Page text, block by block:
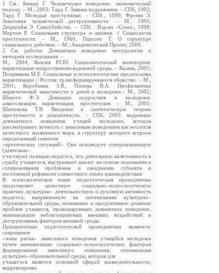
1 См.: Беккер Г. Человеческое поведение: экономический
подход. – М., 2003; Тард Г. Законы подражания. – СПб, 1992;
Тард Г. Молодые преступники. – СПб., 1899; Фромм Э.
Анатомия человеческой деструктивности. – М., 1995;
Дюркгейм Э. Самоубийство. – СПб : Изд-во «Союз», 1998;
Мертон Р. Социальная структура и аномия. // Социология
преступности. – М., 1966; Парсонс Т. О структуре
социального действия. – М.: Академический Проект, 2000.
2 См. работы: Девиантное поведение: методология и
методика исследования. –
М., 2004; Комлев Ю.Ю. Социологический мониторинг
наркотизации подростковомолодежной среды. – Казань, 2005;
Позднякова М.Е. Социальные и психологические предпосылки
наркотизации // Россия: трансформирующееся общество. – М.,
2001; Коробкина З.В., Попова В.А. Профилактика
наркотической зависимости у детей и молодежи.– М., 2002;
Шереги Ф.Э. Девиации подростков и молодежи:
алкоголизация, наркотизация, проституция. – М., 2001;
Шипунова Т.В. Введение в синтетическую теорию
преступности и девиантности. – СПб, 2003. коррекции
девиантного поведения учащей молодежи, которая
рассматривает личность с зависимым поведением как носителя
целостного жизненного мира, в структуру которого встроен
определенный симптом
«критических ситуаций». Она исповедует сопереживающую
(деятельно–
участную) позицию педагога, его деятельную включенность в
судьбу учащегося, выстраивает диалог на основе понимания и
сопереживания проблемам и ожиданиям субъекта и
постоянной рефлексии совместного опыта взаимодействия.
В технологическом плане педагогическая пропедевтика
представляет целостную социально–психологическую
практику, культурно– деятельностную и духовную активность
педагога, направленную на оптимизацию культурно–
образовательной среды, понимание и продуктивное решение
проблем учащихся, провоцирующих девиантное поведение,
минимизацию неблагоприятных внешних воздействий и
деструктивных факторов внешней среды.
Приоритетами педагогической пропедевтики являются:
сокращение
«зоны риска» зависимого поведения учащейся молодежи
путем минимизации социально–психологических факторов
формирования зависимого поведения; оптимизация
культурно–образовательной среды, которая для
учащегося является основной сферой жизнедеятельности;
корректировка